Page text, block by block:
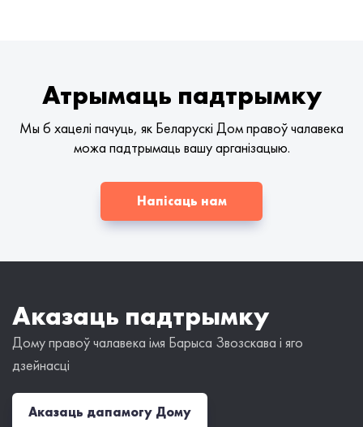
Атрымаць падтрымку
Мы б хацелі пачуць, як Беларускі Дом правоў чалавека
можа падтрымаць вашу арганізацыю.
Напісаць нам
Аказаць падтрымку
Дому правоў чалавека імя Барыса Звозскава і яго
дзейнасці
Аказаць дапамогу Дому